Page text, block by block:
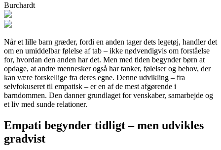
Burchardt
Når et lille barn græder, fordi en anden tager dets legetøj, handler det
om en umiddelbar følelse af tab – ikke nødvendigvis om forståelse
for, hvordan den anden har det. Men med tiden begynder børn at
opdage, at andre mennesker også har tanker, følelser og behov, der
kan være forskellige fra deres egne. Denne udvikling – fra
selvfokuseret til empatisk – er en af de mest afgørende i
barndommen. Den danner grundlaget for venskaber, samarbejde og
et liv med sunde relationer.
Empati begynder tidligt – men udvikles
gradvist